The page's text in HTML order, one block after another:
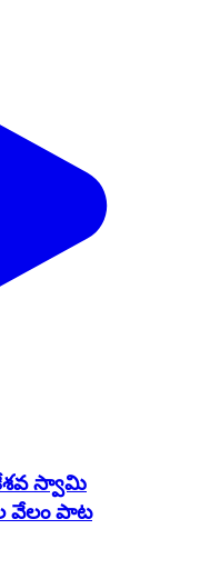
స్వామి
వేలం పాట